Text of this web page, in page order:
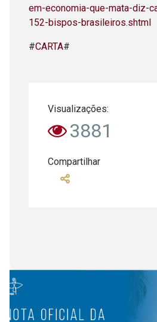
em-economia-que-mata-diz-
152-bispos-brasileiros.shtml
#CARTA#
Visualizações:
3881
Compartilhar